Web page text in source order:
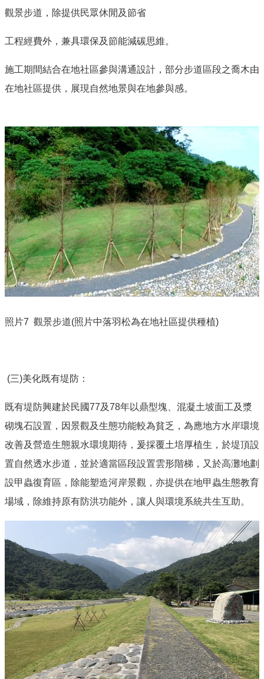
觀景步道，除提供民眾休閒及節省
工程經費外，兼具環保及節能減碳思維。
施工期間結合在地社區參與溝通設計，部分步道區段之喬木由
在地社區提供，展現自然地景與在地參與感。
照片7 觀景步道(照片中落羽松為在地社區提供種植)
(三)美化既有堤防：
既有堤防興建於民國77及78年以鼎型塊、混凝土坡面工及漿
砌塊石設置，因景觀及生態功能較為貧乏，為應地方水岸環境
改善及營造生態親水環境期待，爰採覆土培厚植生，於堤頂設
置自然透水步道，並於適當區段設置雲形階梯，又於高灘地劃
設甲蟲復育區，除能塑造河岸景觀，亦提供在地甲蟲生態教育
場域，除維持原有防洪功能外，讓人與環境系統共生互助。